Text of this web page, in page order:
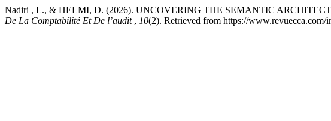
Nadiri , L., & HELMI, D. (2026). UNCOVERING THE SEMANTIC
De La Comptabilité Et De l’audit , 10(2). Retrieved from https://www.revuecca.com/